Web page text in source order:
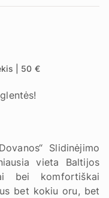
| 50 €
Slidinėjimo
vieta Baltijos
bei komfortiškai
bet kokiu oru, bet